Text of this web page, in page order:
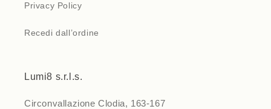
Privacy Policy
Recedi dall’ordine
Lumi8 s.r.l.s.
Circonvallazione Clodia, 163-167